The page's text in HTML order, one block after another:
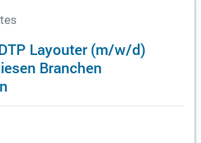
Layouter (m/w/d)
Branchen